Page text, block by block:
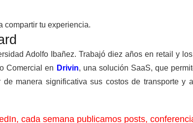
compartir tu experiencia.
Adolfo Ibañez. Trabajó diez años en retail y
Comercial en Drivin, una solución SaaS, que
manera significativa sus costos de transporte y
cada semana publicamos posts,